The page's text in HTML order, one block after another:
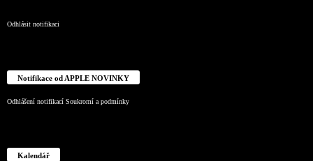
Odhlásit notifikaci
Notifikace od APPLE NOVINKY
Odhlášení notifikací Soukromí a podmínky
Kalendář